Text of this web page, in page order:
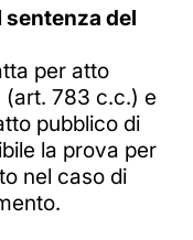
sentenza del
per atto
(art. 783 c.c.) e
pubblico di
la prova per
nel caso di